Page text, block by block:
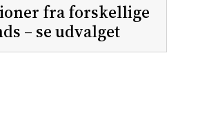
fra forskellige
– se udvalget